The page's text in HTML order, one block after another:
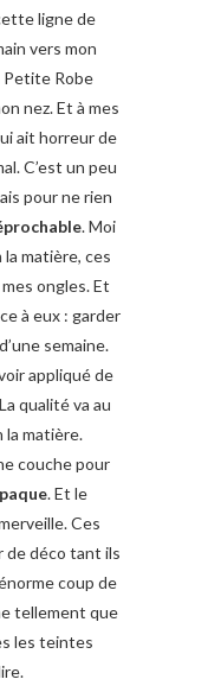
ligne de
vers mon
Petite Robe
nez. Et à mes
ait horreur de
C’est un peu
pour ne rien
. Moi
matière, ces
ongles. Et
à eux : garder
semaine.
appliqué de
qualité va au
la matière.
couche pour
. Et le
Ces
de déco tant ils
coup de
tellement que
les teintes